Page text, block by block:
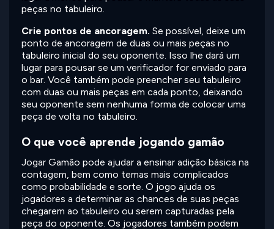
peças no tabuleiro.
Crie pontos de ancoragem. Se possível, deixe um
ponto de ancoragem de duas ou mais peças no
tabuleiro inicial do seu oponente. Isso lhe dará um
lugar para pousar se um verificador for enviado para
o bar. Você também pode preencher seu tabuleiro
com duas ou mais peças em cada ponto, deixando
seu oponente sem nenhuma forma de colocar uma
peça de volta no tabuleiro.
O que você aprende jogando gamão
Jogar Gamão pode ajudar a ensinar adição básica na
contagem, bem como temas mais complicados
como probabilidade e sorte. O jogo ajuda os
jogadores a determinar as chances de suas peças
chegarem ao tabuleiro ou serem capturadas pela
peça do oponente. Os jogadores também podem